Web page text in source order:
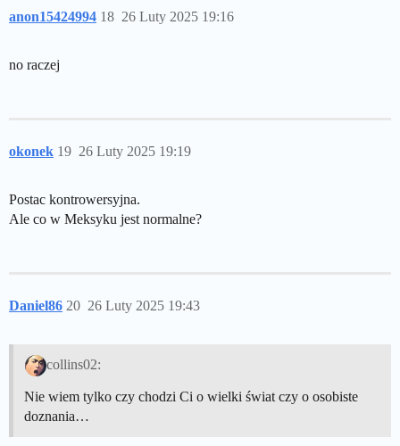
anon15424994 26 Luty 2025 19:16
18
no raczej
okonek 26 Luty 2025 19:19
19
Postac kontrowersyjna.
Ale co w Meksyku jest normalne?
Daniel86 26 Luty 2025 19:43
20
collins02:
Nie wiem tylko czy chodzi Ci o wielki świat czy o osobiste
doznania…